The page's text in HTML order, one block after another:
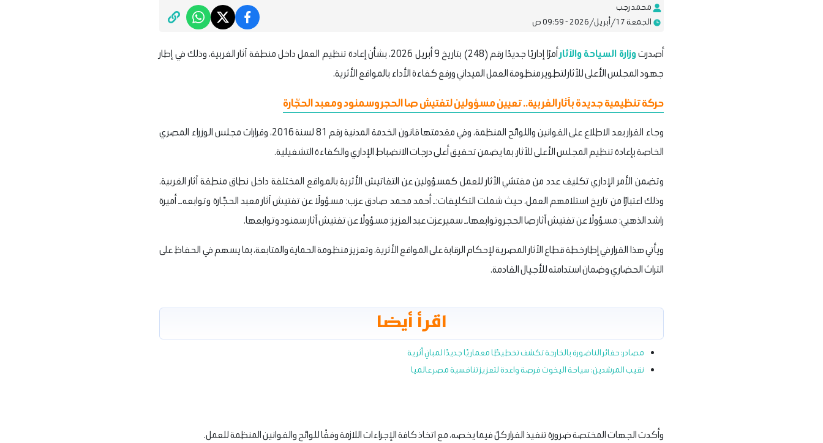
محمد رجب
الجمعة 17/أبريل/2026 - 09:59 ص
أصدرتوزارة السياحة والآثار
أمرًا إداريًا جديدًا رقم (248) بتاريخ 9 أبريل 2026، بشأن إعادة تنظيم العمل داخل منطقة آثار الغربية، وذلك في إطار
جهود المجلس الأعلى للآثار لتطوير منظومة العمل الميداني ورفع كفاءة الأداء بالمواقع الأثرية.
حركة تنظيمية جديدة بآثار الغربية.. تعيين مسؤولين لتفتيش صا الحجر وسمنود ومعبد الحجّارة
وجاء القرار بعد الاطلاع على القوانين واللوائح المنظمة، وفي مقدمتها قانون الخدمة المدنية رقم 81 لسنة 2016، وقرارات مجلس الوزراء المصري
الخاصة بإعادة تنظيم المجلس الأعلى للآثار، بما يضمن تحقيق أعلى درجات الانضباط الإداري والكفاءة التشغيلية.
وتضمن الأمر الإداري تكليف عدد من مفتشي الآثار للعمل كمسؤولين عن التفاتيش الأثرية بالمواقع المختلفة داخل نطاق منطقة آثار الغربية،
وذلك اعتبارًا من تاريخ استلامهم العمل، حيث شملت التكليفات:ـ أحمد محمد صادق عزب: مسؤولًا عن تفتيش آثار معبد الحجّارة وتوابعه.ـ أميرة
راشد الذهبي: مسؤولًا عن تفتيش آثار صا الحجر وتوابعها.ـ سمير عزت عبد العزيز: مسؤولًا عن تفتيش آثار سمنود وتوابعها.
ويأتي هذا القرار في إطار خطة قطاع الآثار المصرية لإحكام الرقابة على المواقع الأثرية، وتعزيز منظومة الحماية والمتابعة، بما يسهم في الحفاظ على
التراث الحضاري وضمان استدامته للأجيال القادمة.
اقرأ أيضا
مصادر: حفائر الناضورة بالخارجة تكشف تخطيطًا معماريًا جديدًا لمبانٍ أثرية
نقيب المرشدين: سياحة اليخوت فرصة واعدة لتعزيز تنافسية مصر عالميا
وأكدت الجهات المختصة ضرورة تنفيذ القرار كلٌ فيما يخصه، مع اتخاذ كافة الإجراءات اللازمة وفقًا للوائح والقوانين المنظمة للعمل.